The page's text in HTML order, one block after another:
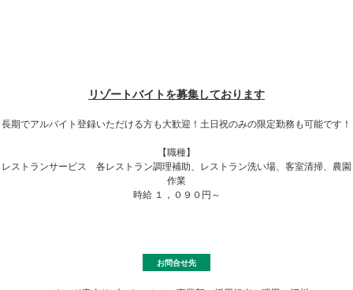
リゾートバイトを募集しております
長期でアルバイト登録いただける方も大歓迎！土日祝のみの限定勤務も可能です！
【職種】
レストランサービス 各レストラン調理補助、レストラン洗い場、客室清掃、農園
作業
時給 １，０９０円～
お問合せ先